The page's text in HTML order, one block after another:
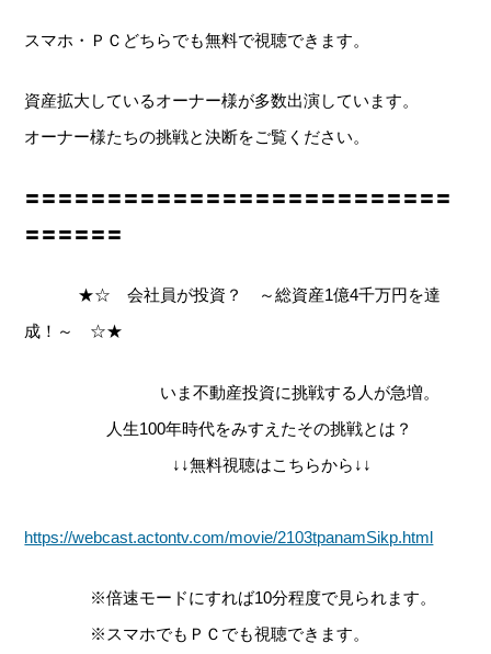
スマホ・ＰＣどちらでも無料で視聴できます。
資産拡大しているオーナー様が多数出演しています。
オーナー様たちの挑戦と決断をご覧ください。
〓〓〓〓〓〓〓〓〓〓〓〓〓〓〓〓〓〓〓〓〓〓〓〓〓〓
〓〓〓〓〓〓
★☆ 会社員が投資？ ～総資産1億4千万円を達
成！～ ☆★
いま不動産投資に挑戦する人が急増。
人生100年時代をみすえたその挑戦とは？
↓↓無料視聴はこちらから↓↓
https://webcast.actontv.com/movie/2103tpanamSikp.html
※倍速モードにすれば10分程度で見られます。
※スマホでもＰＣでも視聴できます。